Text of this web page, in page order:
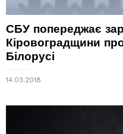
СБУ попереджає
Кіровоградщини
Білорусі
14.03.2018